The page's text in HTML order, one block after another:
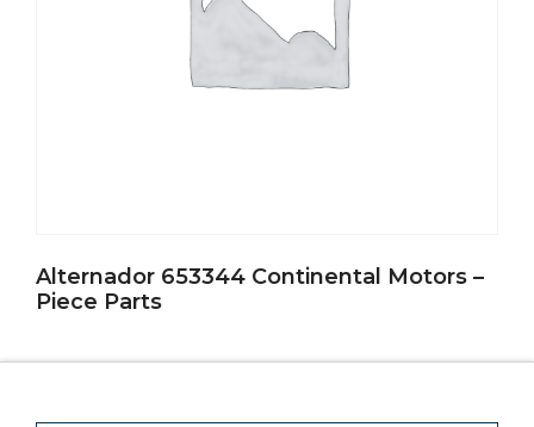
Alternador 653344 Continental Motors –
Piece Parts